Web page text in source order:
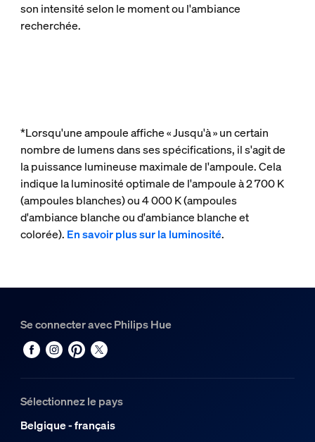
son intensité selon le moment ou l'ambiance
recherchée.
*Lorsqu'une ampoule affiche « Jusqu'à » un certain
nombre de lumens dans ses spécifications, il s'agit de
la puissance lumineuse maximale de l'ampoule. Cela
indique la luminosité optimale de l'ampoule à 2 700 K
(ampoules blanches) ou 4 000 K (ampoules
d'ambiance blanche ou d'ambiance blanche et
colorée). En savoir plus sur la luminosité.
Se connecter avec Philips Hue
Sélectionnez le pays
Belgique - français